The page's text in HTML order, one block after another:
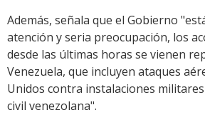
Además, señala que el Gobierno
atención y seria preocupación, los
desde las últimas horas se vienen
Venezuela, que incluyen ataques
Unidos contra instalaciones
civil venezolana".